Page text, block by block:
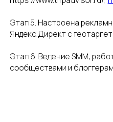
Этап 5. Настроена
Яндекс.Директ с
Этап 6. Ведение SMM,
сообществами и